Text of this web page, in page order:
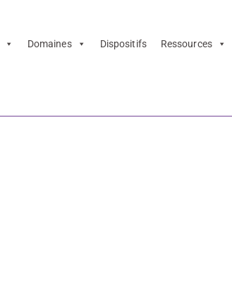
Domaines Dispositifs Ressources